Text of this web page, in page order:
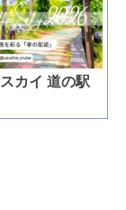
カイ 道の駅